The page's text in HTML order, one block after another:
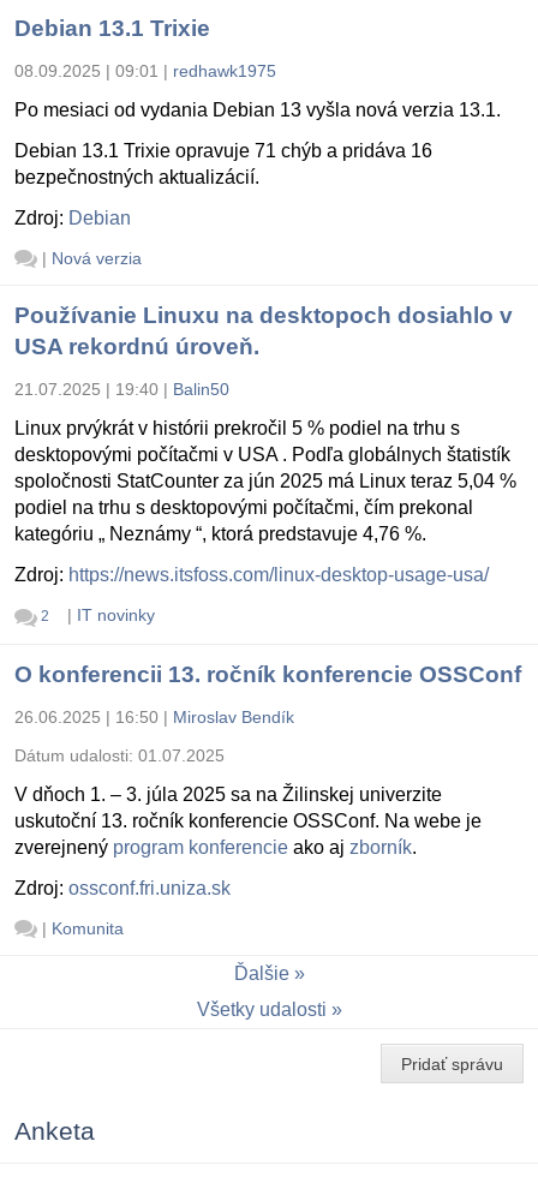
Debian 13.1 Trixie
08.09.2025 | 09:01 | redhawk1975
Po mesiaci od vydania Debian 13 vyšla nová verzia 13.1.
Debian 13.1 Trixie opravuje 71 chýb a pridáva 16
bezpečnostných aktualizácií.
Zdroj: Debian
| Nová verzia
Používanie Linuxu na desktopoch dosiahlo v
USA rekordnú úroveň.
21.07.2025 | 19:40 | Balin50
Linux prvýkrát v histórii prekročil 5 % podiel na trhu s
desktopovými počítačmi v USA . Podľa globálnych štatistík
spoločnosti StatCounter za jún 2025 má Linux teraz 5,04 %
podiel na trhu s desktopovými počítačmi, čím prekonal
kategóriu „ Neznámy “, ktorá predstavuje 4,76 %.
Zdroj: https://news.itsfoss.com/linux-desktop-usage-usa/
2 | IT novinky
O konferencii 13. ročník konferencie OSSConf
26.06.2025 | 16:50 | Miroslav Bendík
Dátum udalosti: 01.07.2025
V dňoch 1. – 3. júla 2025 sa na Žilinskej univerzite
uskutoční 13. ročník konferencie OSSConf. Na webe je
zverejnený program konferencie ako aj zborník.
Zdroj: ossconf.fri.uniza.sk
| Komunita
Ďalšie
Všetky udalosti
Pridať správu
Anketa